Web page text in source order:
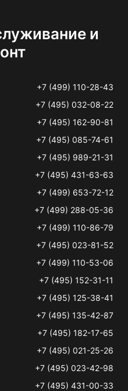
и
+7 (499) 110-28-43
+7 (495) 032-08-22
+7 (495) 162-90-81
+7 (495) 085-74-61
+7 (495) 989-21-31
+7 (495) 431-63-63
+7 (499) 653-72-12
+7 (499) 288-05-36
+7 (499) 110-86-79
+7 (495) 023-81-52
+7 (499) 110-53-06
+7 (495) 152-31-11
+7 (495) 125-38-41
+7 (495) 135-42-87
+7 (495) 182-17-65
+7 (495) 021-25-26
+7 (495) 023-42-98
+7 (495) 431-00-33